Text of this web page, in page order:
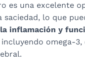
es una excelente
saciedad, lo que
inflamación y
incluyendo omega-